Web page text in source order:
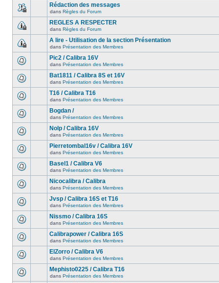
Rédaction des messages
dans Règles du Forum
REGLES A RESPECTER
dans Règles du Forum
A lire - Utilisation de la section Présentation
dans Présentation des Membres
Pic2 / Calibra 16V
dans Présentation des Membres
Bat1811 / Calibra 8S et 16V
dans Présentation des Membres
T16 / Calibra T16
dans Présentation des Membres
Bogdan /
dans Présentation des Membres
Nolp / Calibra 16V
dans Présentation des Membres
Pierretombal16v / Calibra 16V
dans Présentation des Membres
Basel1 / Calibra V6
dans Présentation des Membres
Nicocalibra / Calibra
dans Présentation des Membres
Jvsp / Calibra 16S et T16
dans Présentation des Membres
Nissmo / Calibra 16S
dans Présentation des Membres
Calibrapower / Calibra 16S
dans Présentation des Membres
ElZorro / Calibra V6
dans Présentation des Membres
Mephisto0225 / Calibra T16
dans Présentation des Membres